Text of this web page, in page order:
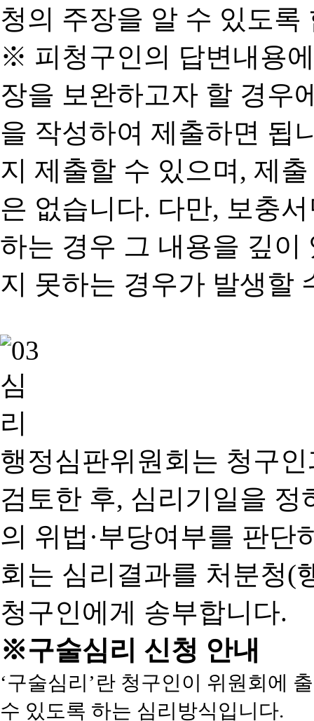
청의 주장을 알 수 있도록
※ 피청구인의 답변내용
장을 보완하고자 할 경우
을 작성하여 제출하면 됩
지 제출할 수 있으며, 제
은 없습니다. 다만, 보충
하는 경우 그 내용을 깊이
지 못하는 경우가 발생할
행정심판위원회는 청구
검토한 후, 심리기일을 정
의 위법·부당여부를 판단
회는 심리결과를 처분청(
청구인에게 송부합니다.
※구술심리 신청 안내
‘구술심리’란 청구인이 위원회에
수 있도록 하는 심리방식입니다.